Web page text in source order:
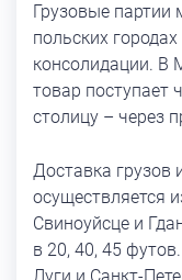
Грузовые партии
польских
консолидации. В
товар поступает
столицу – через
Доставка
осуществляется
Свиноуйсце и
в 20, 40, 45